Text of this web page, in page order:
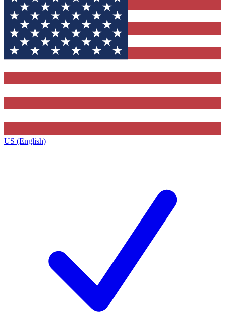
US (English)